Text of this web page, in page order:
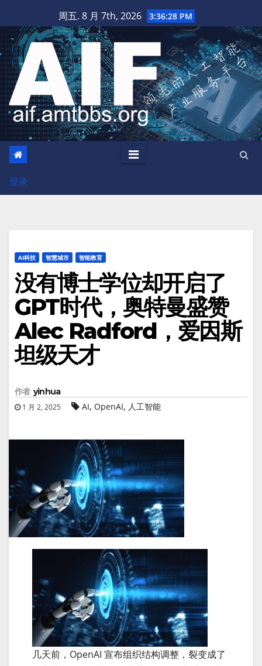
至
内
容
周五. 8 月 7th, 2026 3:36:29 PM
登录
AI科技 智慧城市 智能教育
没有博士学位却开启了
GPT时代，奥特曼盛赞
Alec Radford，爱因斯
坦级天才
作者 yinhua
1 月 2, 2025 AI, OpenAI, 人工智能
几天前，OpenAI 宣布组织结构调整，裂变成了